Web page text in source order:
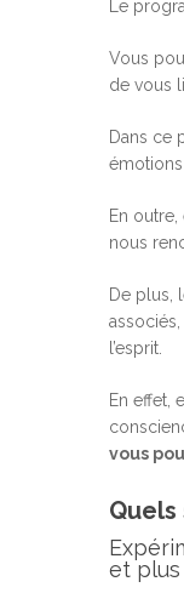
Le
Vous
de vous
Dans ce
En
nous
De plus,
l’esprit.
En effet,
vous
Quels
et